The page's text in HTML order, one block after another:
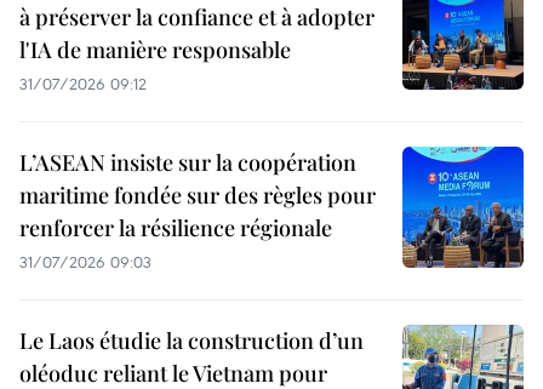
à préserver la confiance et à adopter
l'IA de manière responsable
31/07/2026 09:12
L’ASEAN insiste sur la coopération
maritime fondée sur des règles pour
renforcer la résilience régionale
31/07/2026 09:03
Le Laos étudie la construction d’un
oléoduc reliant le Vietnam pour